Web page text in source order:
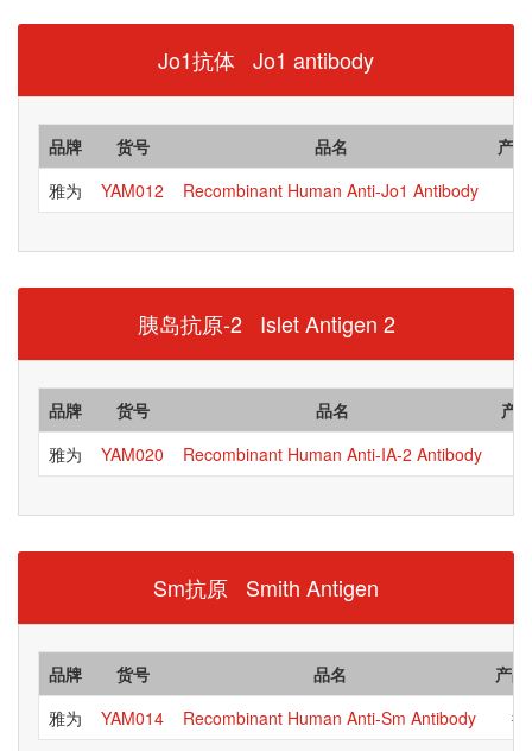
Jo1抗体 Jo1 antibody
品牌 货号 品名
产
雅为
YAM012 Recombinant Human Anti-Jo1 Antibody
胰岛抗原-2 Islet Antigen 2
品牌 货号 品名
产
雅为
YAM020 Recombinant Human Anti-IA-2 Antibody
Sm抗原 Smith Antigen
品牌 货号 品名
产
雅为
YAM014 Recombinant Human Anti-Sm Antibody